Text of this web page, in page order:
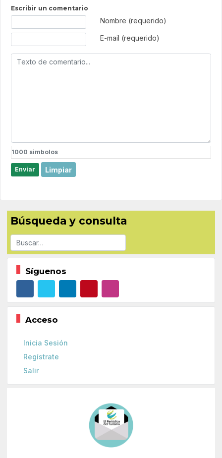
Escribir un comentario
Nombre (requerido)
E-mail (requerido)
1000 simbolos
Enviar Limpiar
Búsqueda y consulta
Buscar
Síguenos
Acceso
Inicia Sesión
Regístrate
Salir